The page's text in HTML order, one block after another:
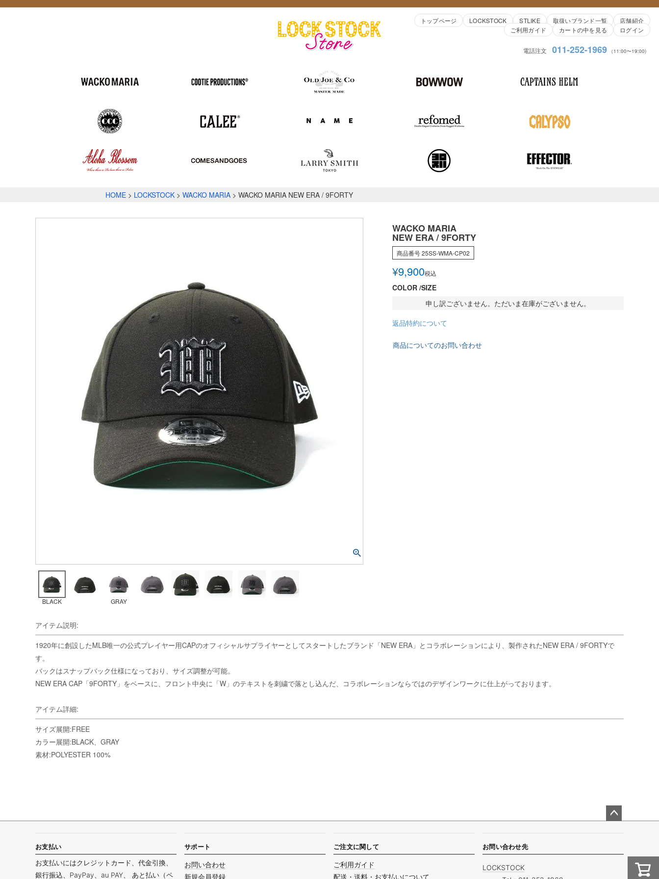
トップページ LOCKSTOCK STLIKE 取扱いブランド一覧
店舗紹介
ご利用ガイド
カートの中を見る ログイン
電話注文 011-252-1969 （11:00〜19:00)
HOME LOCKSTOCK WACKO MARIA WACKO MARIA NEW ERA / 9FORTY
BLACK GRAY
WACKO MARIA
NEW ERA / 9FORTY
商品番号25SS-WMA-CP02
¥9,900税込
COLOR SIZE
申し訳ございません。ただいま在庫がございません。
返品特約について
商品についてのお問い合わせ
アイテム説明:
1920年に創設したMLB唯一の公式プレイヤー用CAPのオフィシャルサプライヤーとしてスタートしたブランド「NEW ERA」とコラボレーションにより、製作されたNEW ERA / 9FORTYで
す。
バックはスナップバック仕様になっており、サイズ調整が可能。
NEW ERA CAP「9FORTY」をベースに、フロント中央に「W」のテキストを刺繍で落とし込んだ、コラボレーションならではのデザインワークに仕上がっております。
アイテム詳細:
サイズ展開:FREE
カラー展開:BLACK、GRAY
素材:POLYESTER 100%
ジト
へ
お支払い
お支払いにはクレジットカード、代金引換、
銀行振込、PayPay、au PAY、 あと払い（ペ
サポート
お問い合わせ
新規会員登録
ご注文に関して
ご利用ガイド
配送・送料・お支払いについて
お問い合わせ先
LOCKSTOCK